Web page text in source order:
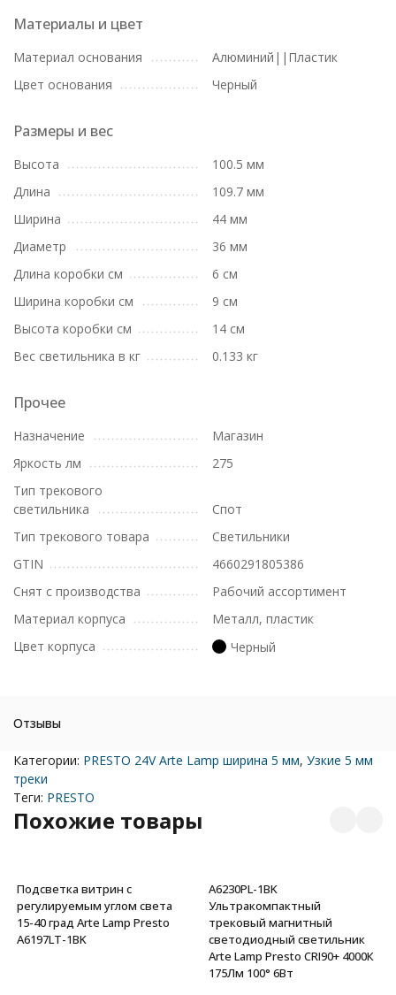
Материалы и цвет
Материал основания
Алюминий||Пластик
Цвет основания
Черный
Размеры и вес
Высота
100.5 мм
Длина
109.7 мм
Ширина
44 мм
Диаметр
36 мм
Длина коробки см
6 см
Ширина коробки см
9 см
Высота коробки см
14 см
Вес светильника в кг
0.133 кг
Прочее
Назначение
Магазин
Яркость лм
275
Тип трекового
светильника
Спот
Тип трекового товара
Светильники
GTIN
4660291805386
Снят с производства
Рабочий ассортимент
Материал корпуса
Металл, пластик
Цвет корпуса
Черный
Отзывы
Категории: PRESTO 24V Arte Lamp ширина 5 мм, Узкие 5 мм
треки
Теги: PRESTO
Похожие товары
Подсветка витрин с
регулируемым углом света
15-40 град Arte Lamp Presto
A6197LT-1BK
A6230PL-1BK
Ультракомпактный
трековый магнитный
светодиодный светильник
Arte Lamp Presto CRI90+ 4000К
175Лм 100° 6Вт